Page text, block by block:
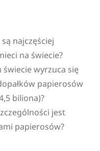
najczęściej
na świecie?
świecie wyrzuca się
papierosów
biliona)?
jest
papierosów?